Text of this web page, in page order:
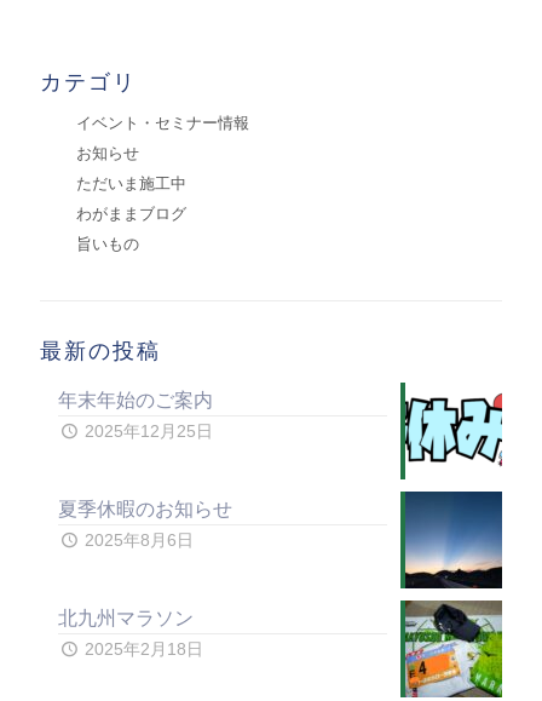
カテゴリ
イベント・セミナー情報
お知らせ
ただいま施工中
わがままブログ
旨いもの
最新の投稿
年末年始のご案内
2025年12月25日
夏季休暇のお知らせ
2025年8月6日
北九州マラソン
2025年2月18日